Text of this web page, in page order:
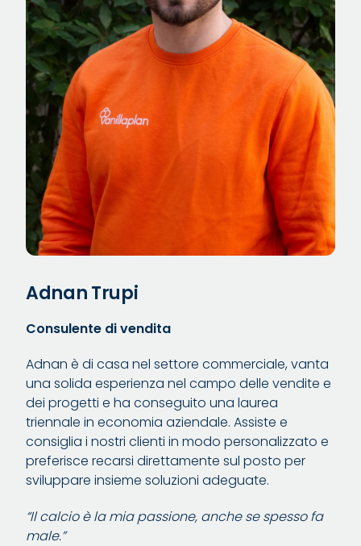
Adnan Trupi
Consulente di vendita
Adnan è di casa nel settore commerciale, vanta
una solida esperienza nel campo delle vendite e
dei progetti e ha conseguito una laurea
triennale in economia aziendale. Assiste e
consiglia i nostri clienti in modo personalizzato e
preferisce recarsi direttamente sul posto per
sviluppare insieme soluzioni adeguate.
“Il calcio è la mia passione, anche se spesso fa
male.”